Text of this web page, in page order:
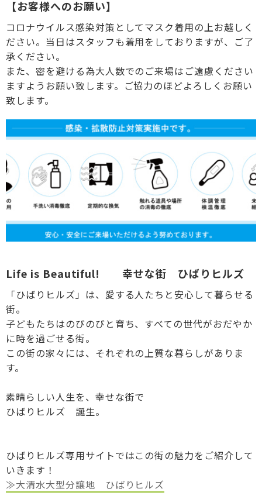
【お客様へのお願い】
コロナウイルス感染対策としてマスク着用の上お越しく
ださい。当日はスタッフも着用をしておりますが、ご了
承ください。
また、密を避ける為大人数でのご来場はご遠慮ください
ますようお願い致します。ご協力のほどよろしくお願い
致します。
Life is Beautiful! 幸せな街 ひばりヒルズ
「ひばりヒルズ」は、愛する人たちと安心して暮らせる
街。
子どもたちはのびのびと育ち、すべての世代がおだやか
に時を過ごせる街。
この街の家々には、それぞれの上質な暮らしがありま
す。
素晴らしい人生を、幸せな街で
ひばりヒルズ 誕生。
ひばりヒルズ専用サイトではこの街の魅力をご紹介して
いきます！
≫大清水大型分譲地 ひばりヒルズ